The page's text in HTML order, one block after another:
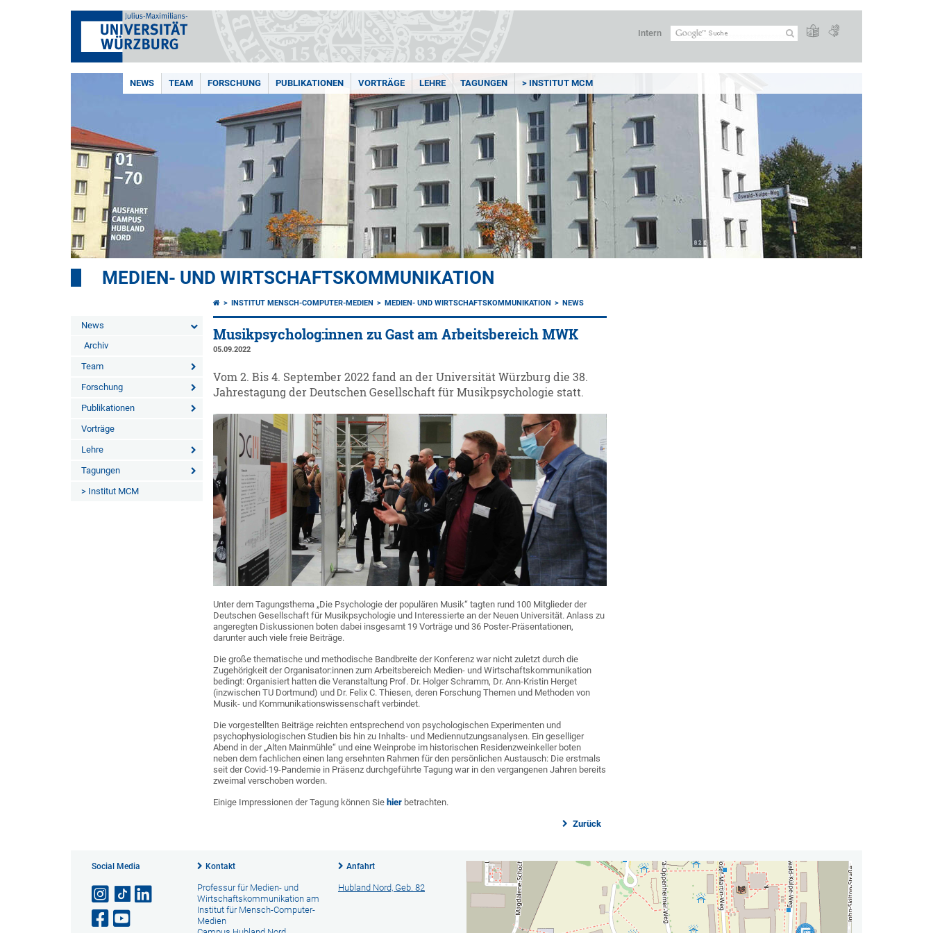
Intern
NEWS TEAM FORSCHUNG PUBLIKATIONEN VORTRÄGE LEHRE TAGUNGEN > INSTITUT MCM
MEDIEN- UND WIRTSCHAFTSKOMMUNIKATION
News
Archiv
Team
Forschung
Publikationen
Vorträge
Lehre
Tagungen
> Institut MCM
INSTITUT MENSCH-COMPUTER-MEDIEN MEDIEN- UND WIRTSCHAFTSKOMMUNIKATION NEWS
Musikpsycholog:innen zu Gast am Arbeitsbereich MWK
05.09.2022
Vom 2. Bis 4. September 2022 fand an der Universität Würzburg die 38.
Jahrestagung der Deutschen Gesellschaft für Musikpsychologie statt.
Unter dem Tagungsthema „Die Psychologie der populären Musik“ tagten rund 100 Mitglieder der
Deutschen Gesellschaft für Musikpsychologie und Interessierte an der Neuen Universität. Anlass zu
angeregten Diskussionen boten dabei insgesamt 19 Vorträge und 36 Poster-Präsentationen,
darunter auch viele freie Beiträge.
Die große thematische und methodische Bandbreite der Konferenz war nicht zuletzt durch die
Zugehörigkeit der Organisator:innen zum Arbeitsbereich Medien- und Wirtschaftskommunikation
bedingt: Organisiert hatten die Veranstaltung Prof. Dr. Holger Schramm, Dr. Ann-Kristin Herget
(inzwischen TU Dortmund) und Dr. Felix C. Thiesen, deren Forschung Themen und Methoden von
Musik- und Kommunikationswissenschaft verbindet.
Die vorgestellten Beiträge reichten entsprechend von psychologischen Experimenten und
psychophysiologischen Studien bis hin zu Inhalts- und Mediennutzungsanalysen. Ein geselliger
Abend in der „Alten Mainmühle“ und eine Weinprobe im historischen Residenzweinkeller boten
neben dem fachlichen einen lang ersehnten Rahmen für den persönlichen Austausch: Die erstmals
seit der Covid-19-Pandemie in Präsenz durchgeführte Tagung war in den vergangenen Jahren bereits
zweimal verschoben worden.
Einige Impressionen der Tagung können Sie hier betrachten.
Zurück
Social Media Kontakt
Professur für Medien- und
Wirtschaftskommunikation am
Institut für Mensch-Computer-
Medien
Anfahrt
Hubland Nord, Geb. 82